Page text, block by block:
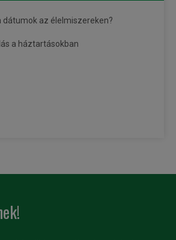
dátumok az élelmiszereken?
a háztartásokban